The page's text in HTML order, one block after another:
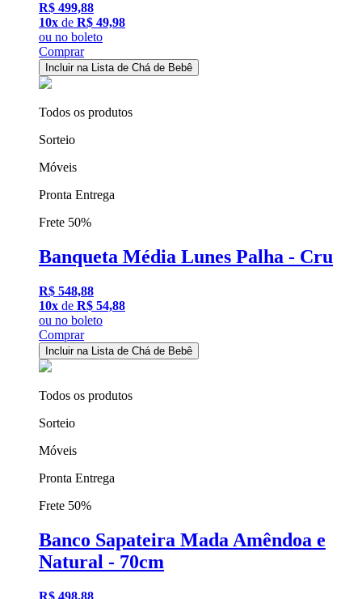
R$ 499,88
10x de R$ 49,98
ou no boleto
Comprar
Incluir na Lista de Chá de Bebê
Todos os produtos
Sorteio
Móveis
Pronta Entrega
Frete 50%
Banqueta Média Lunes Palha - Cru
R$ 548,88
10x de R$ 54,88
ou no boleto
Comprar
Incluir na Lista de Chá de Bebê
Todos os produtos
Sorteio
Móveis
Pronta Entrega
Frete 50%
Banco Sapateira Mada Amêndoa e
Natural - 70cm
R$ 498,88